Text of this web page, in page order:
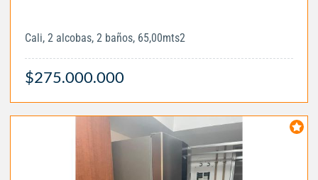
Cali, 2 alcobas, 2 baños, 65,00mts2
$275.000.000